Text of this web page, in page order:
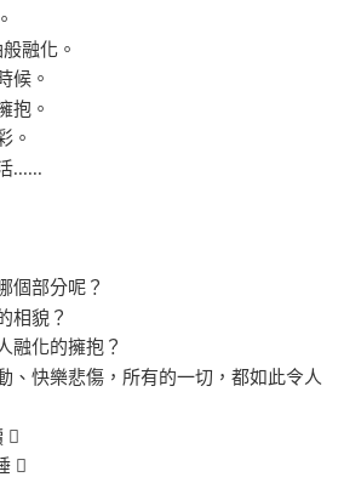
融化。
候。
抱。
。
......
個部分呢？
相貌？
融化的擁抱？
、快樂悲傷，所有的一切，都如此令人

